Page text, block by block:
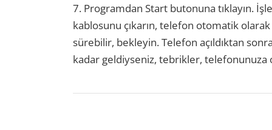
7. Programdan Start butonuna tıklayın.
kablosunu çıkarın, telefon otomatik
sürebilir, bekleyin. Telefon açıldıktan
kadar geldiyseniz, tebrikler,